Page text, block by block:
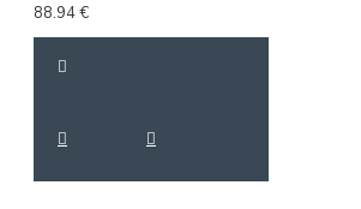
88.94 €